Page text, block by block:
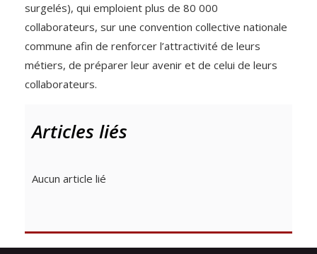
surgelés), qui emploient plus de 80 000
collaborateurs, sur une convention collective nationale
commune afin de renforcer l’attractivité de leurs
métiers, de préparer leur avenir et de celui de leurs
collaborateurs.
Articles liés
Aucun article lié